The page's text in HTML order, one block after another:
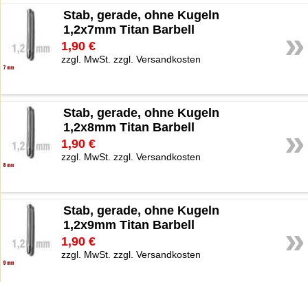
»
Stab, gerade, ohne Kugeln
1,2x7mm Titan Barbell
1,90 €
zzgl. MwSt. zzgl. Versandkosten
»
Stab, gerade, ohne Kugeln
1,2x8mm Titan Barbell
1,90 €
zzgl. MwSt. zzgl. Versandkosten
»
Stab, gerade, ohne Kugeln
1,2x9mm Titan Barbell
1,90 €
zzgl. MwSt. zzgl. Versandkosten